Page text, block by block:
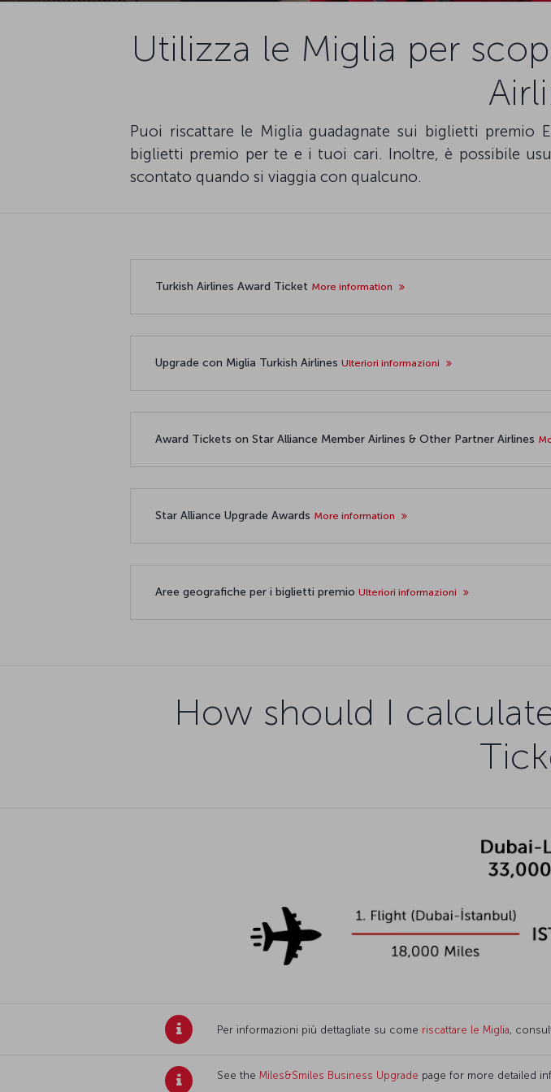
Utilizza le Miglia per
Puoi riscattare le Miglia guadagnate sui biglietti premio
biglietti premio per te e i tuoi cari. Inoltre, è possibile
scontato quando si viaggia con qualcuno.
Turkish Airlines Award Ticket More information
Upgrade con Miglia Turkish Airlines Ulteriori informazioni
Award Tickets on Star Alliance Member Airlines & Other Partner Airlines
Star Alliance Upgrade Awards More information
Aree geografiche per i biglietti premio Ulteriori informazioni
How should I
Per informazioni più dettagliate su come riscattare le Miglia,
See the Miles&Smiles Business Upgrade page for more detailed